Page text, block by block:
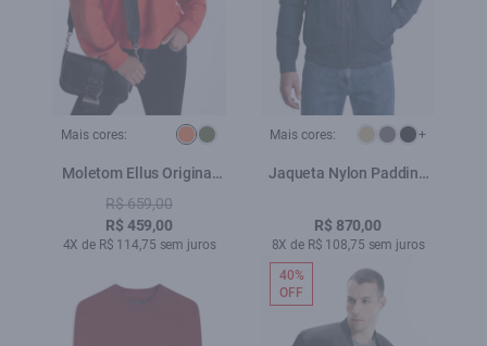
Mais cores:
Moletom Ellus Original
Abobora
R$ 659,00
R$ 459,00
4X de R$ 114,75 sem juros
Mais cores: +
Jaqueta Nylon Padding
R$ 870,00
8X de R$ 108,75 sem juros
40%
OFF